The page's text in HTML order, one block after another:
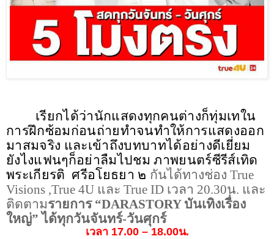
เรียกได้ว่านักแสดงทุกคนต่างก็ทุ่มเทใน
การฝึกซ้อมก่อนถ่ายทำจนทำให้การแสดงออก
มาสมจริง และเข้าถึงบทบาทได้อย่างดีเยี่ยม
ยังไงแฟนๆก็อย่าลืมไปชม ภาพยนตร์ซีรีส์เทิด
พระเกียรติ ศรีอโยธยา ๒ กันได้ทางช่อง True
Visions ,True 4U และ True ID เวลา 20.30น. และ
ติดตามรายการ “DARASTORYบันเทิงเรื่อง
ใหญ่” ได้ทุกวันจันทร์-วันศุกร์
เวลา 17.00 – 18.00น.